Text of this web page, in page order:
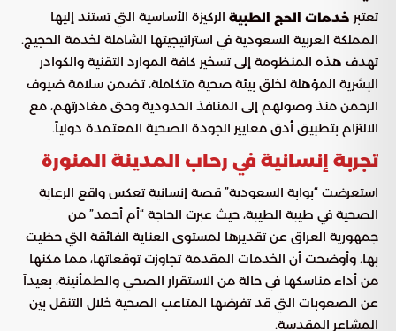
تعتبر خدمات الحج الطبية الركيزة الأساسية التي تستند إليها
المملكة العربية السعودية في استراتيجيتها الشاملة لخدمة الحجيج.
تهدف هذه المنظومة إلى تسخير كافة الموارد التقنية والكوادر
البشرية المؤهلة لخلق بيئة صحية متكاملة، تضمن سلامة ضيوف
الرحمن منذ وصولهم إلى المنافذ الحدودية وحتى مغادرتهم، مع
الالتزام بتطبيق أدق معايير الجودة الصحية المعتمدة دولياً.
تجربة إنسانية في رحاب المدينة المنورة
استعرضت “بوابة السعودية” قصة إنسانية تعكس واقع الرعاية
الصحية في طيبة الطيبة، حيث عبرت الحاجة “أم أحمد” من
جمهورية العراق عن تقديرها لمستوى العناية الفائقة التي حظيت
بها. وأوضحت أن الخدمات المقدمة تجاوزت توقعاتها، مما مكنها
من أداء مناسكها في حالة من الاستقرار الصحي والطمأنينة، بعيداً
عن الصعوبات التي قد تفرضها المتاعب الصحية خلال التنقل بين
المشاعر المقدسة.